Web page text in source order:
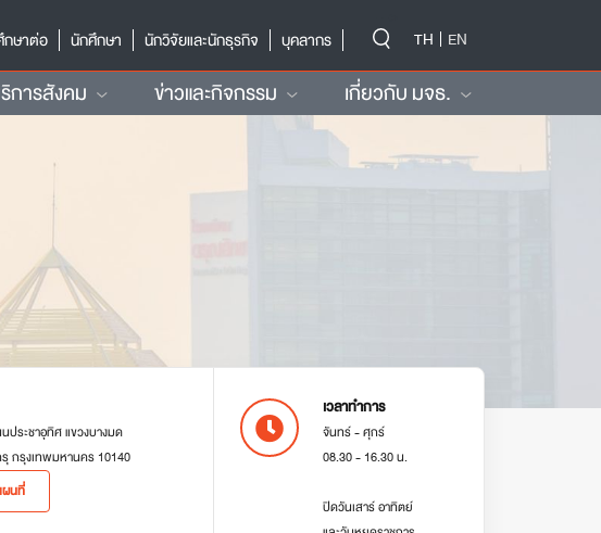
กษาต่อ
นักศึกษา นักวิจัยและนักธุรกิจ บุคลากร TH EN
การสังคม ข่าวและกิจกรรม เกี่ยวกับ มจธ.
ประชาอุทิศ แขวงบางมด
รุ กรุงเทพมหานคร 10140
ผนที่
เวลาทำการ
จันทร์ - ศุกร์
08.30 - 16.30 น.
ปิดวันเสาร์ อาทิตย์